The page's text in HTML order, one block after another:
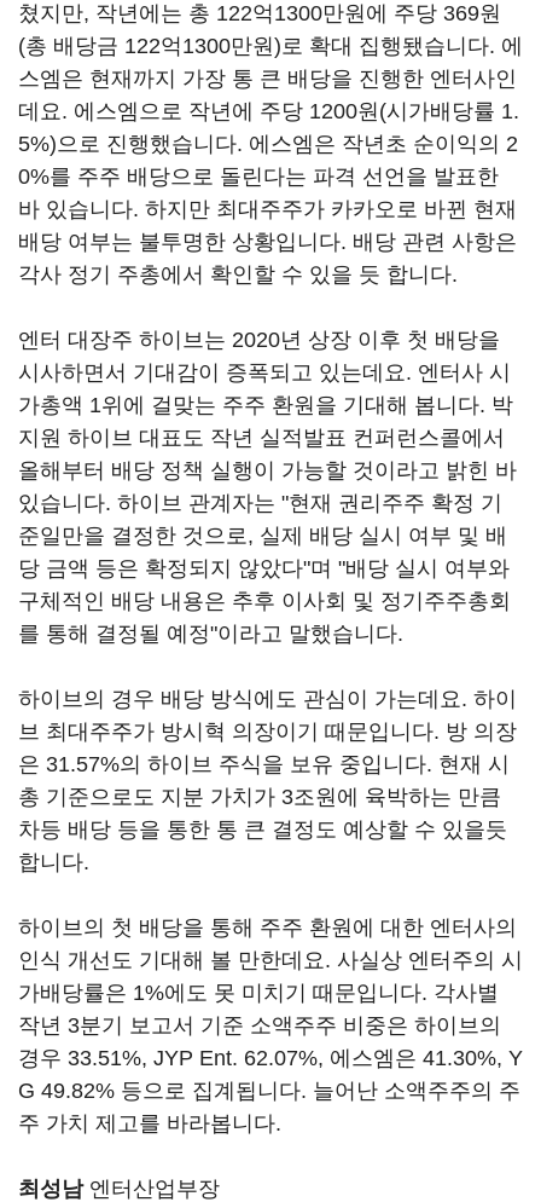
쳤지만, 작년에는 총 122억1300만원에 주당 369원
(총 배당금 122억1300만원)로 확대 집행됐습니다. 에
스엠은 현재까지 가장 통 큰 배당을 진행한 엔터사인
데요. 에스엠으로 작년에 주당 1200원(시가배당률 1.
5%)으로 진행했습니다. 에스엠은 작년초 순이익의 2
0%를 주주 배당으로 돌린다는 파격 선언을 발표한
바 있습니다. 하지만 최대주주가 카카오로 바뀐 현재
배당 여부는 불투명한 상황입니다. 배당 관련 사항은
각사 정기 주총에서 확인할 수 있을 듯 합니다.
엔터 대장주 하이브는 2020년 상장 이후 첫 배당을
시사하면서 기대감이 증폭되고 있는데요. 엔터사 시
가총액 1위에 걸맞는 주주 환원을 기대해 봅니다. 박
지원 하이브 대표도 작년 실적발표 컨퍼런스콜에서
올해부터 배당 정책 실행이 가능할 것이라고 밝힌 바
있습니다. 하이브 관계자는 "현재 권리주주 확정 기
준일만을 결정한 것으로, 실제 배당 실시 여부 및 배
당 금액 등은 확정되지 않았다"며 "배당 실시 여부와
구체적인 배당 내용은 추후 이사회 및 정기주주총회
를 통해 결정될 예정"이라고 말했습니다.
하이브의 경우 배당 방식에도 관심이 가는데요. 하이
브 최대주주가 방시혁 의장이기 때문입니다. 방 의장
은 31.57%의 하이브 주식을 보유 중입니다. 현재 시
총 기준으로도 지분 가치가 3조원에 육박하는 만큼
차등 배당 등을 통한 통 큰 결정도 예상할 수 있을듯
합니다.
하이브의 첫 배당을 통해 주주 환원에 대한 엔터사의
인식 개선도 기대해 볼 만한데요. 사실상 엔터주의 시
가배당률은 1%에도 못 미치기 때문입니다. 각사별
작년 3분기 보고서 기준 소액주주 비중은 하이브의
경우 33.51%, JYP Ent. 62.07%, 에스엠은 41.30%, Y
G 49.82% 등으로 집계됩니다. 늘어난 소액주주의 주
주 가치 제고를 바라봅니다.
최성남엔터산업부장